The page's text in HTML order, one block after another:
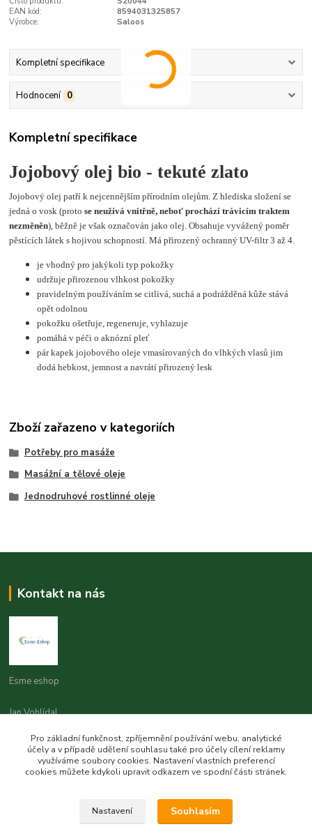
EAN kód:
8594031325857
Výrobce:
Saloos
Kompletní specifikace
Hodnocení 0
Kompletní specifikace
Jojobový olej bio - tekuté zlato
Jojobový olej patří k nejcennějším přírodním olejům. Z hlediska složení se
jedná o vosk (protose neužívá vnitřně, neboť prochází trávicím traktem
nezměněn), běžně je však označován jako olej. Obsahuje vyvážený poměr
pěstících látek s hojivou schopností. Má přirozený ochranný UV-filtr 3 až 4.
je vhodný pro jakýkoli typ pokožky
udržuje přirozenou vlhkost pokožky
pravidelným používáním se citlivá, suchá a podrážděná kůže stává
opět odolnou
pokožku ošetřuje, regeneruje, vyhlazuje
pomáhá v péči o aknózní pleť
pár kapek jojobového oleje vmasírovaných do vlhkých vlasů jim
dodá hebkost, jemnost a navrátí přirozený lesk
Zboží zařazeno v kategoriích
Potřeby pro masáže
Masážní a tělové oleje
Jednodruhové rostlinné oleje
Kontakt na nás
Esme eshop
Jan Vohlídal
8,00 - 20,00
objednavky@esme-eshop.cz
Pro základní funkčnost, zpříjemnění používání webu, analytické
účely a v případě udělení souhlasu také pro účely cílení reklamy
využíváme soubory cookies. Nastavení vlastních preferencí
cookies můžete kdykoli upravit odkazem ve spodní části stránek.
Nastavení Souhlasím